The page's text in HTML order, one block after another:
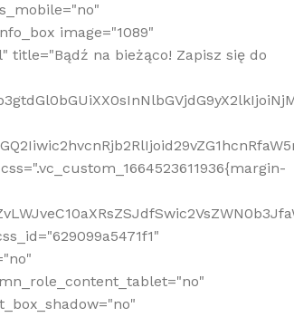
image="1089"
na bieżąco! Zapisz się do